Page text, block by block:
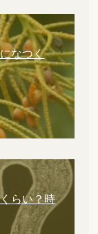
なつく
らい？時